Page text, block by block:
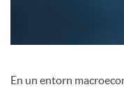
En un entorn